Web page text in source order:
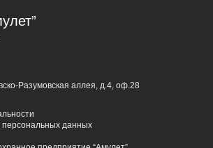
Разумовская аллея, д.4, оф.28
персональных данных